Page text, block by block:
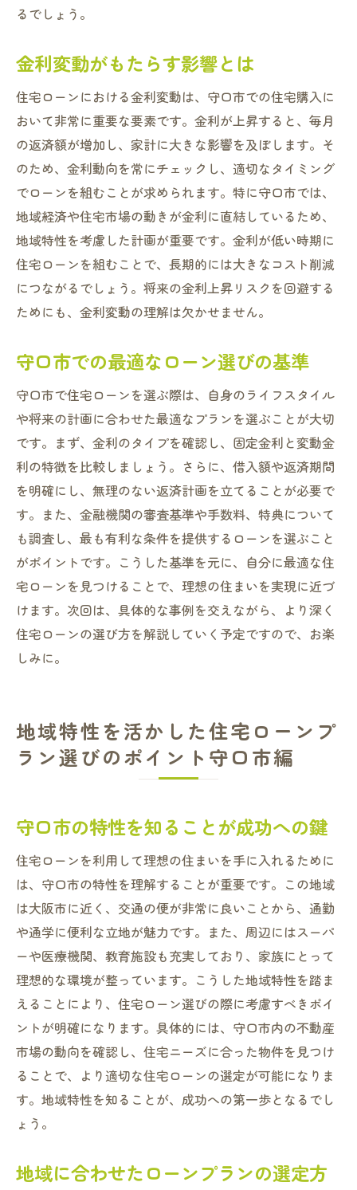
るでしょう。
金利変動がもたらす影響とは
住宅ローンにおける金利変動は、守口市での住宅購入に
おいて非常に重要な要素です。金利が上昇すると、毎月
の返済額が増加し、家計に大きな影響を及ぼします。そ
のため、金利動向を常にチェックし、適切なタイミング
でローンを組むことが求められます。特に守口市では、
地域経済や住宅市場の動きが金利に直結しているため、
地域特性を考慮した計画が重要です。金利が低い時期に
住宅ローンを組むことで、長期的には大きなコスト削減
につながるでしょう。将来の金利上昇リスクを回避する
ためにも、金利変動の理解は欠かせません。
守口市での最適なローン選びの基準
守口市で住宅ローンを選ぶ際は、自身のライフスタイル
や将来の計画に合わせた最適なプランを選ぶことが大切
です。まず、金利のタイプを確認し、固定金利と変動金
利の特徴を比較しましょう。さらに、借入額や返済期間
を明確にし、無理のない返済計画を立てることが必要で
す。また、金融機関の審査基準や手数料、特典について
も調査し、最も有利な条件を提供するローンを選ぶこと
がポイントです。こうした基準を元に、自分に最適な住
宅ローンを見つけることで、理想の住まいを実現に近づ
けます。次回は、具体的な事例を交えながら、より深く
住宅ローンの選び方を解説していく予定ですので、お楽
しみに。
地域特性を活かした住宅ローンプ
ラン選びのポイント守口市編
守口市の特性を知ることが成功への鍵
住宅ローンを利用して理想の住まいを手に入れるために
は、守口市の特性を理解することが重要です。この地域
は大阪市に近く、交通の便が非常に良いことから、通勤
や通学に便利な立地が魅力です。また、周辺にはスーパ
ーや医療機関、教育施設も充実しており、家族にとって
理想的な環境が整っています。こうした地域特性を踏ま
えることにより、住宅ローン選びの際に考慮すべきポイ
ントが明確になります。具体的には、守口市内の不動産
市場の動向を確認し、住宅ニーズに合った物件を見つけ
ることで、より適切な住宅ローンの選定が可能になりま
す。地域特性を知ることが、成功への第一歩となるでし
ょう。
地域に合わせたローンプランの選定方